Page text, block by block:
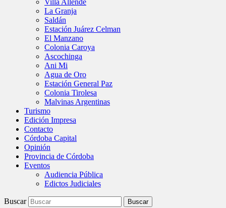
Villa Allende
La Granja
Saldán
Estación Juárez Celman
El Manzano
Colonia Caroya
Ascochinga
Ani Mi
Agua de Oro
Estación General Paz
Colonia Tirolesa
Malvinas Argentinas
Turismo
Edición Impresa
Contacto
Córdoba Capital
Opinión
Provincia de Córdoba
Eventos
Audiencia Pública
Edictos Judiciales
Buscar